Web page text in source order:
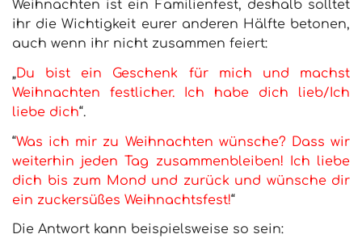
Weihnachten ist ein Familienfest, deshalb solltet
ihr die Wichtigkeit eurer anderen Hälfte betonen,
auch wenn ihr nicht zusammen feiert:
„Du bist ein Geschenk für mich und machst
Weihnachten festlicher. Ich habe dich lieb/Ich
liebe dich“.
“Was ich mir zu Weihnachten wünsche? Dass wir
weiterhin jeden Tag zusammenbleiben! Ich liebe
dich bis zum Mond und zurück und wünsche dir
ein zuckersüßes Weihnachtsfest!“
Die Antwort kann beispielsweise so sein: